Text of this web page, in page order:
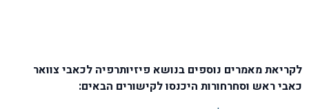
לקריאת מאמרים נוספים בנושא פיזיותרפיה לכאבי צוואר
כאבי ראש וסחרחורות היכנסו לקישורים הבאים: